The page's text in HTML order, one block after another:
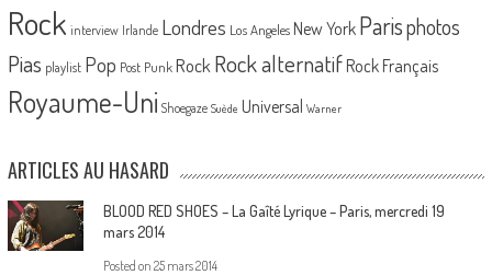
Rock interview Irlande Londres Los Angeles New York Parisphotos
Pias playlist Pop Post Punk Rock Rock alternatif Rock Français
Royaume-Uni Shoegaze Suède Universal Warner
ARTICLES AU HASARD
BLOOD RED SHOES – La Gaîté Lyrique – Paris, mercredi 19
mars 2014
Posted on 25 mars 2014